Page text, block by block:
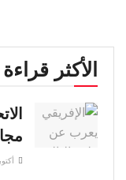
الأكثر
أكتوبر 22,